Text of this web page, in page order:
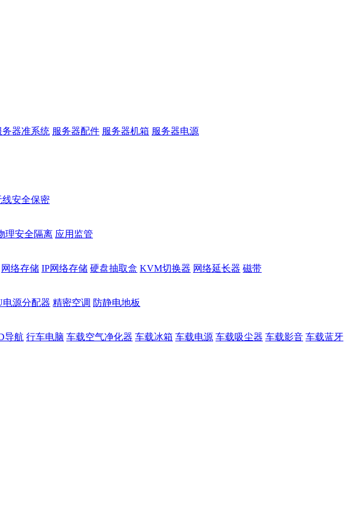
务器准系统 服务器配件 服务器机箱 服务器电源
线安全保密
理安全隔离 应用监管
网络存储 IP网络存储 硬盘抽取盒 KVM切换器 网络延长器 磁带
电源分配器 精密空调 防静电地板
导航 行车电脑 车载空气净化器 车载冰箱 车载电源 车载吸尘器 车载影音 车载蓝牙